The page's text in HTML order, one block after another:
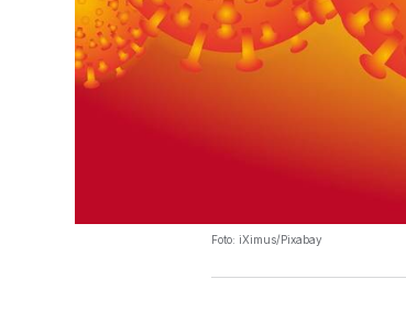
Foto: iXimus/Pixabay